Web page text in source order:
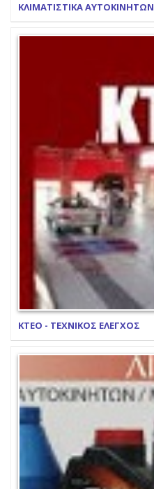
ΚΛΙΜΑΤΙΣΤΙΚΑ ΑΥΤΟΚΙΝΗΤΩΝ
ΚΤΕΟ - ΤΕΧΝΙΚΟΣ ΕΛΕΓΧΟΣ